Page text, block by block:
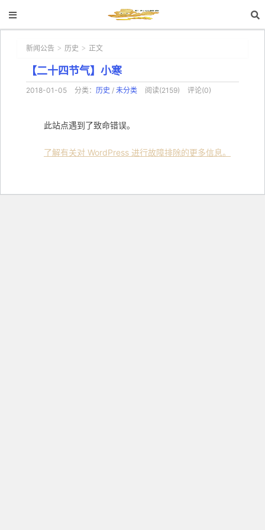
新闻公告 > 历史 > 正文
【二十四节气】小寒
2018-01-05 分类： 历史 / 未分类 阅读(2159) 评论(0)
此站点遇到了致命错误。
了解有关对 WordPress 进行故障排除的更多信息。